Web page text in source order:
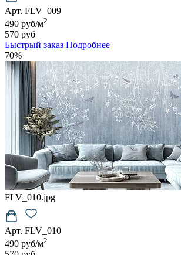
Арт. FLV_009
490 руб/м2
570 руб
Быстрый заказ Подробнее
70%
FLV_010.jpg
Арт. FLV_010
490 руб/м2